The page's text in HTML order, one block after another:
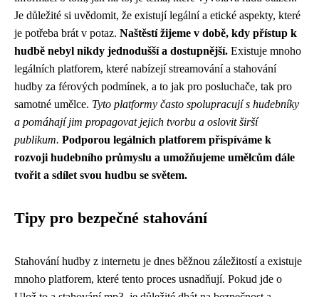
Je důležité si uvědomit, že existují legální a etické aspekty, které
je potřeba brát v potaz. Naštěstí žijeme v době, kdy přístup k
hudbě nebyl nikdy jednodušší a dostupnější. Existuje mnoho
legálních platforem, které nabízejí streamování a stahování
hudby za férových podmínek, a to jak pro posluchače, tak pro
samotné umělce. Tyto platformy často spolupracují s hudebníky
a pomáhají jim propagovat jejich tvorbu a oslovit širší
publikum. Podporou legálních platforem přispíváme k
rozvoji hudebního průmyslu a umožňujeme umělcům dále
tvořit a sdílet svou hudbu se světem.
Tipy pro bezpečné stahování
Stahování hudby z internetu je dnes běžnou záležitostí a existuje
mnoho platforem, které tento proces usnadňují. Pokud jde o